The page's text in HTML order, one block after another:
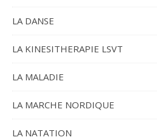
LA DANSE
LA KINESITHERAPIE LSVT
LA MALADIE
LA MARCHE NORDIQUE
LA NATATION